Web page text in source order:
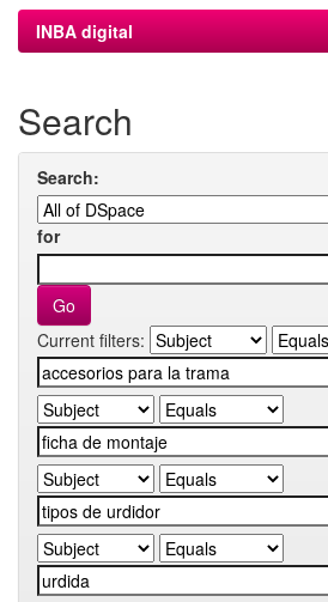
INBA digital
Search
Search:
for
Current filters: